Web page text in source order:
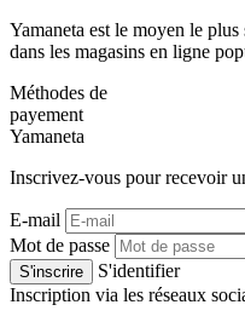
Yamaneta est le moyen le
dans les magasins en ligne
Méthodes de
payement
Yamaneta
Inscrivez-vous pour recevoir
E-mail
Mot de passe
S'inscrire
S'identifier
Inscription via les réseaux